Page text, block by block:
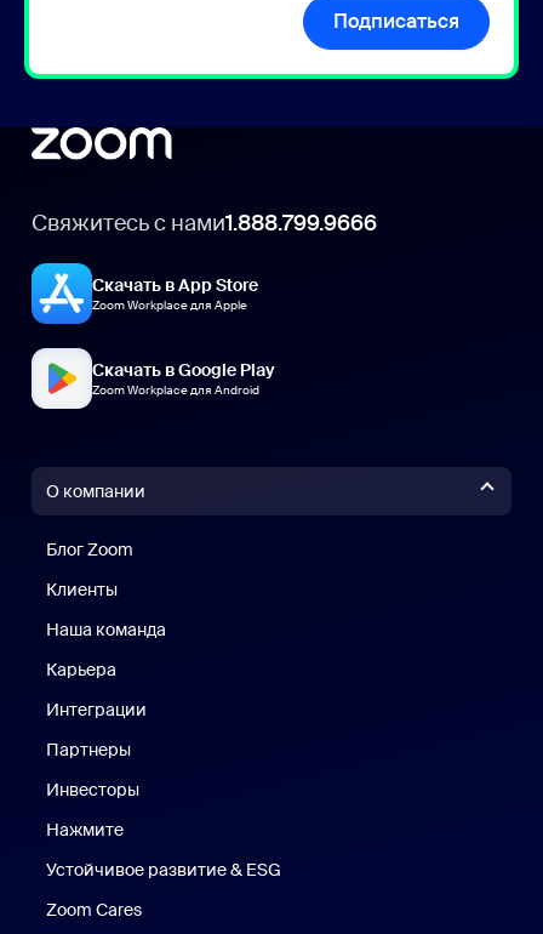
Подписаться
Свяжитесь с нами1.888.799.9666
Скачать в App Store
Zoom Workplace для Apple
Скачать в Google Play
Zoom Workplace для Android
О компании
Блог Zoom
Клиенты
Наша команда
Карьера
Интеграции
Партнеры
Инвесторы
Нажмите
Устойчивое развитие & ESG
Zoom Cares